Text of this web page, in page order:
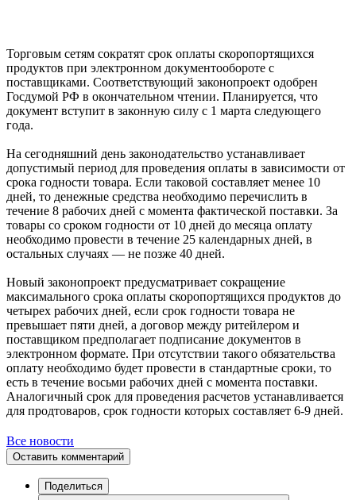
Торговым сетям сократят срок оплаты скоропортящихся
продуктов при электронном документообороте с
поставщиками. Соответствующий законопроект одобрен
Госдумой РФ в окончательном чтении. Планируется, что
документ вступит в законную силу с 1 марта следующего
года.
На сегодняшний день законодательство устанавливает
допустимый период для проведения оплаты в зависимости от
срока годности товара. Если таковой составляет менее 10
дней, то денежные средства необходимо перечислить в
течение 8 рабочих дней с момента фактической поставки. За
товары со сроком годности от 10 дней до месяца оплату
необходимо провести в течение 25 календарных дней, в
остальных случаях — не позже 40 дней.
Новый законопроект предусматривает сокращение
максимального срока оплаты скоропортящихся продуктов до
четырех рабочих дней, если срок годности товара не
превышает пяти дней, а договор между ритейлером и
поставщиком предполагает подписание документов в
электронном формате. При отсутствии такого обязательства
оплату необходимо будет провести в стандартные сроки, то
есть в течение восьми рабочих дней с момента поставки.
Аналогичный срок для проведения расчетов устанавливается
для продтоваров, срок годности которых составляет 6-9 дней.
Все новости
Оставить комментарий
Поделиться